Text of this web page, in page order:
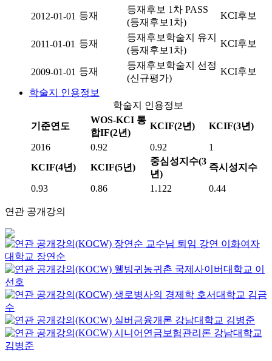
2012-01-01 등재
등재후보 1차 PASS
(등재후보1차)
KCI후보
2011-01-01 등재
등재후보학술지 유지
(등재후보1차)
KCI후보
2009-01-01 등재
등재후보학술지 선정
(신규평가)
KCI후보
학술지 인용정보
학술지 인용정보
기준연도
WOS-KCI 통
합IF(2년)
KCIF(2년) KCIF(3년)
2016 0.92 0.92
1
KCIF(4년)
KCIF(5년)
중심성지수(3
년)
즉시성지수
0.93 0.86 1.122 0.44
연관 공개강의
장연순 교수님 퇴임 강연 이화여자
대학교 장연순
웰빙귀농귀촌 국제사이버대학교 이
선호
생로병사의 경제학 호서대학교 김금
수
실버금융개론 강남대학교 김병준
시니어연금보험관리론 강남대학교
김병준